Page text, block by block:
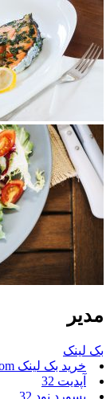
مدیر
بک لینک
خرید بک لینک behtarinbacklink.com
آپدیت 32